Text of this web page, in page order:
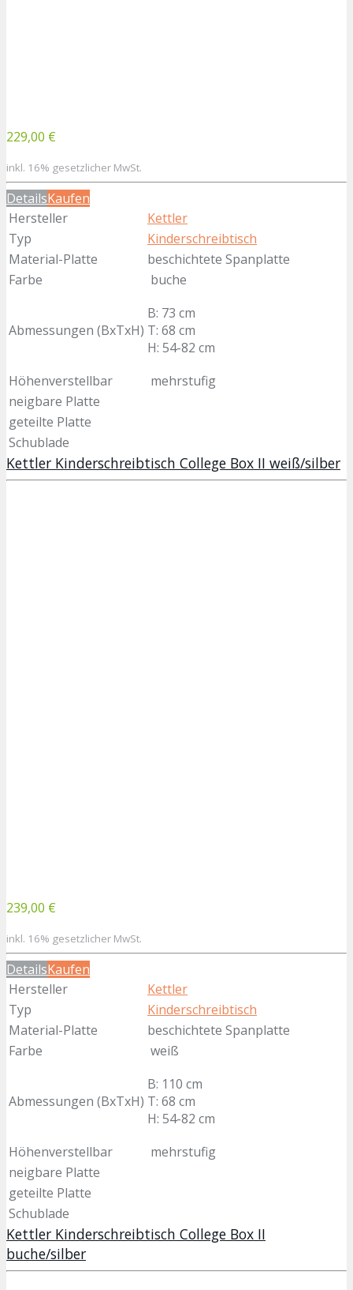
229,00 €
inkl. 16% gesetzlicher MwSt.
DetailsKaufen
Hersteller
Kettler
Typ
Kinderschreibtisch
Material-Platte
beschichtete Spanplatte
Farbe
buche
Abmessungen (BxTxH)
B: 73 cm
T: 68 cm
H: 54-82 cm
Höhenverstellbar
mehrstufig
neigbare Platte
geteilte Platte
Schublade
Kettler Kinderschreibtisch College Box II weiß/silber
239,00 €
inkl. 16% gesetzlicher MwSt.
DetailsKaufen
Hersteller
Kettler
Typ
Kinderschreibtisch
Material-Platte
beschichtete Spanplatte
Farbe
weiß
Abmessungen (BxTxH)
B: 110 cm
T: 68 cm
H: 54-82 cm
Höhenverstellbar
mehrstufig
neigbare Platte
geteilte Platte
Schublade
Kettler Kinderschreibtisch College Box II
buche/silber